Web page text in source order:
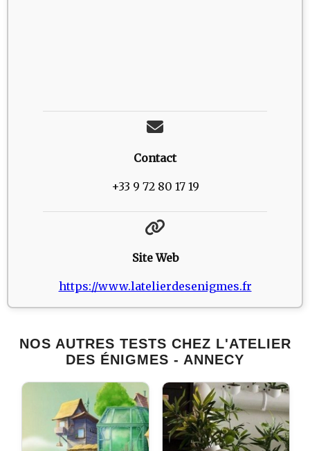
Contact
+33 9 72 80 17 19
Site Web
https://www.latelierdesenigmes.fr
NOS AUTRES TESTS CHEZ L'ATELIER
DES ÉNIGMES - ANNECY